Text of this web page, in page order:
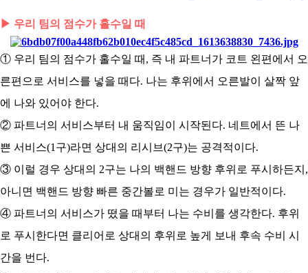
▶ 우리 팀의 점수가 홀수일 때
① 우리 팀의 점수가 홀수일 때, 즉 내 파트너가 코트 왼편에서 오
른편으로 서비스를 넣을 때다. 나는 후위에서 오른발이 살짝 앞
에 나와 있어야 한다.
② 파트너의 서비스부터 내 움직임이 시작된다. 네트에서 뜬 나
쁜 서비스(1구)라면 상대의 리시브(2구)는 공격적이다.
③ 이럴 경우 상대의 2구는 나의 백핸드 방향 후위로 푸시하든지,
아니면 백핸드 방향 빠른 중간볼로 미는 경우가 일반적이다.
④ 파트너의 서비스가 떴을 때부터 나는 수비를 생각한다. 후위
로 푸시한다면 클리어로 상대의 후위로 높게 보내 후속 수비 시
간을 번다.